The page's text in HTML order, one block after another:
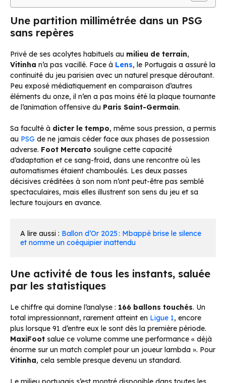
Une partition millimétrée dans un PSG
sans repères
Privé de ses acolytes habituels au milieu de terrain,
Vitinha n’a pas vacillé. Face à Lens, le Portugais a assuré la
continuité du jeu parisien avec un naturel presque déroutant.
Peu exposé médiatiquement en comparaison d’autres
éléments du onze, il n’en a pas moins été la plaque tournante
de l’animation offensive du Paris Saint-Germain.
Sa faculté à dicter le tempo, même sous pression, a permis
au PSG de ne jamais céder face aux phases de possession
adverse. Foot Mercato souligne cette capacité
d’adaptation et ce sang-froid, dans une rencontre où les
automatismes étaient chamboulés. Les deux passes
décisives créditées à son nom n’ont peut-être pas semblé
spectaculaires, mais elles illustrent son sens du jeu et sa
lecture toujours en avance.
A lire aussi : Ballon d’Or 2025 : Mbappé brise le silence
et nomme un coéquipier inattendu
Une activité de tous les instants, saluée
par les statistiques
Le chiffre qui domine l’analyse : 166 ballons touchés. Un
total impressionnant, rarement atteint en Ligue 1, encore
plus lorsque 91 d’entre eux le sont dès la première période.
MaxiFoot salue ce volume comme une performance « déjà
énorme sur un match complet pour un joueur lambda ». Pour
Vitinha, cela semble presque devenu un standard.